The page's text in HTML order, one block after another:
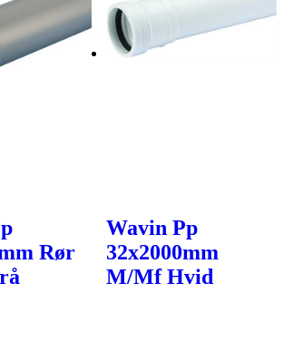
Rør
Wavin Pp
32x2000mm
M/Mf Hvid